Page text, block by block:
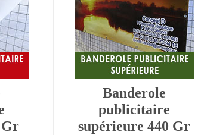
Gr
Banderole
publicitaire
supérieure 440 Gr